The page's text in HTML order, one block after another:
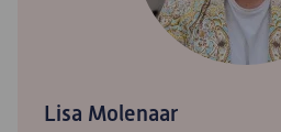
Lisa Molenaar